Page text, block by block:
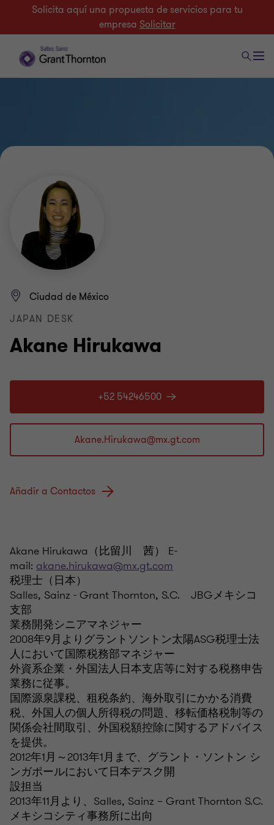
Solicita aquí una propuesta de servicios para tu
empresa Solicitar
Akane Hirukawa
Ciudad de México
JAPAN DESK
+52 54246500
Añadir a Contactos
Akane Hirukawa（比留川 茜） E-
mail: akane.hirukawa@mx.gt.com
税理士（日本）
Salles, Sainz - Grant Thornton, S.C. JBGメキシコ
支部
業務開発シニアマネジャー
2008年9月よりグラントソントン太陽ASG税理士法
人において国際税務部マネジャー
外資系企業・外国法人日本支店等に対する税務申告
業務に従事。
国際源泉課税、租税条約、海外取引にかかる消費
税、外国人の個人所得税の問題、移転価格税制等の
関係会社間取引、外国税額控除に関するアドバイス
を提供。
2012年1月～2013年1月まで、グラント・ソントン シ
ンガポールにおいて日本デスク開
設担当
2013年11月より、Salles, Sainz – Grant Thornton S.C.
メキシコシティ事務所に出向